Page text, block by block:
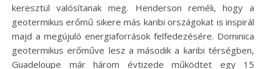
keresztül valósítanak meg. Henderson reméli, hogy a
geotermikus erőmű sikere más karibi országokat is inspirál
majd a megújuló energiaforrások felfedezésére. Dominica
geotermikus erőműve lesz a második a karibi térségben,
Guadeloupe már három évtizede működtet egy 15